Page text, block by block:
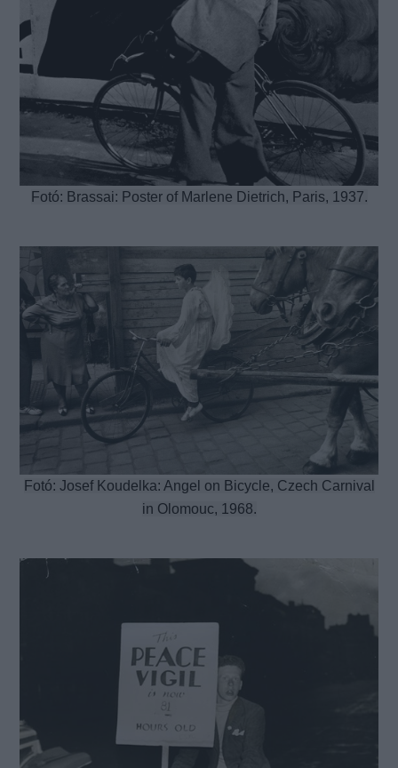
Fotó: Brassai: Poster of Marlene Dietrich, Paris, 1937.
Fotó: Josef Koudelka: Angel on Bicycle, Czech Carnival
in Olomouc, 1968.